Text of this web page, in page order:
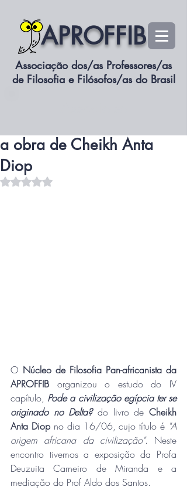
APROFFIB
Associação dos/as Professores/as
de Filosofia e Filósofos/as do Brasil
a obra de Cheikh Anta
Diop
Avaliado com NaN de 5 estrelas.
O Núcleo de Filosofia Pan-africanista da
APROFFIB organizou o estudo do IV
capítulo, Pode a civilização egípcia ter se
originado no Delta? do livro de Cheikh
Anta Diop no dia 16/06, cujo título é "A
origem africana da civilização". Neste
encontro tivemos a exposição da Profa
Deuzuita Carneiro de Miranda e a
mediação do Prof Aldo dos Santos.